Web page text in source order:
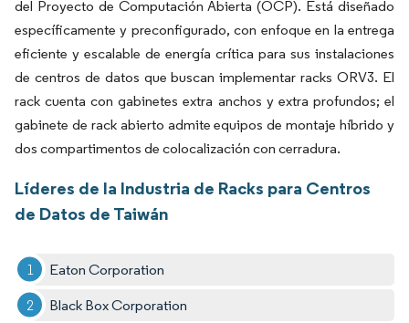
del Proyecto de Computación Abierta (OCP). Está diseñado
específicamente y preconfigurado, con enfoque en la entrega
eficiente y escalable de energía crítica para sus instalaciones
de centros de datos que buscan implementar racks ORV3. El
rack cuenta con gabinetes extra anchos y extra profundos; el
gabinete de rack abierto admite equipos de montaje híbrido y
dos compartimentos de colocalización con cerradura.
Líderes de la Industria de Racks para Centros
de Datos de Taiwán
Eaton Corporation
Black Box Corporation